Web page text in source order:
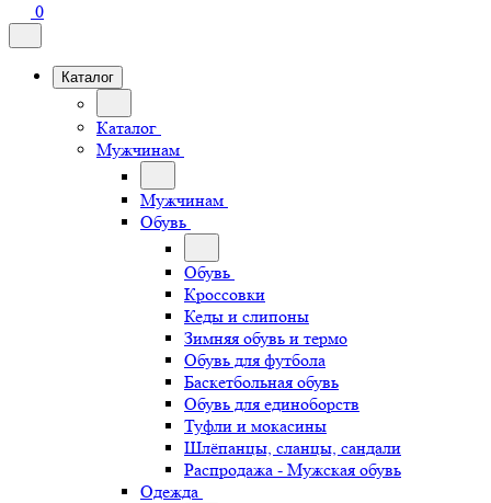
0
Каталог
Каталог
Мужчинам
Мужчинам
Обувь
Обувь
Кроссовки
Кеды и слипоны
Зимняя обувь и термо
Обувь для футбола
Баскетбольная обувь
Обувь для единоборств
Туфли и мокасины
Шлёпанцы, сланцы, сандали
Распродажа - Мужская обувь
Одежда